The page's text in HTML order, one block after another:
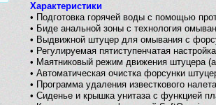
Характеристики
• Подготовка горячей воды с помощью
• Биде анальной зоны с технология
• Выдвижной штуцер для омывания с
• Регулируемая пятиступенчатая
• Маятниковый режим движения штуцера
• Автоматическая очистка форсунки
• Программа удаления известкового налета
• Сиденье и крышка унитаза с функцией